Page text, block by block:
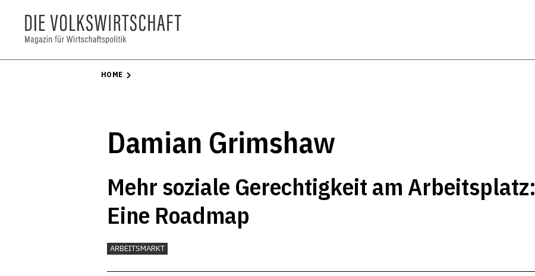
HOME
Damian Grimshaw
Mehr soziale Gerechtigkeit am Arbeitsplatz:
Eine Roadmap
ARBEITSMARKT